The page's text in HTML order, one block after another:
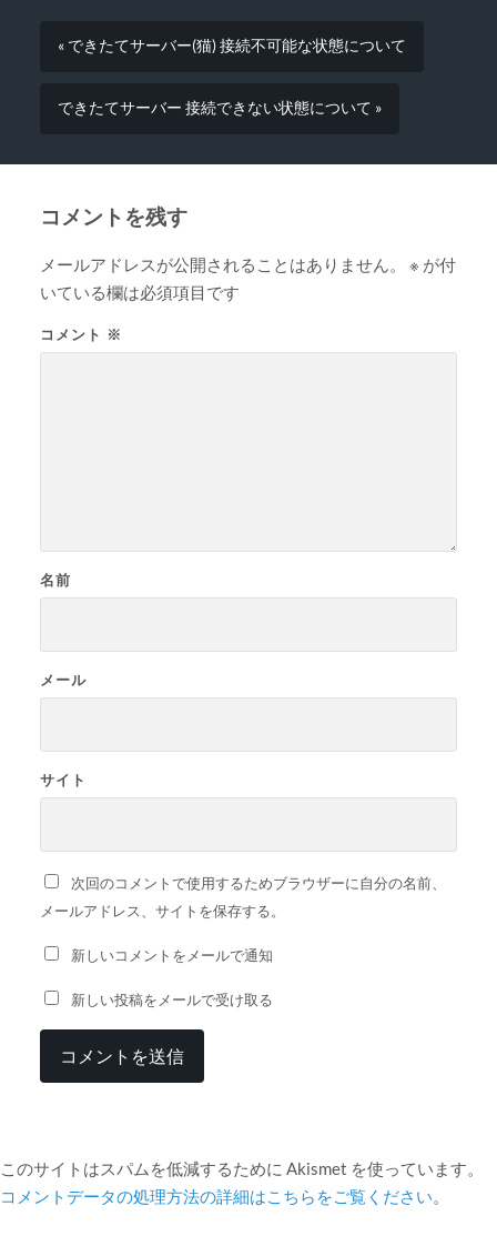
« できたてサーバー(猫) 接続不可能な状態について
できたてサーバー 接続できない状態について »
コメントを残す
メールアドレスが公開されることはありません。 ※ が付
いている欄は必須項目です
コメント ※
名前
メール
サイト
次回のコメントで使用するためブラウザーに自分の名前、
メールアドレス、サイトを保存する。
新しいコメントをメールで通知
新しい投稿をメールで受け取る
このサイトはスパムを低減するために Akismet を使っています。
コメントデータの処理方法の詳細はこちらをご覧ください。